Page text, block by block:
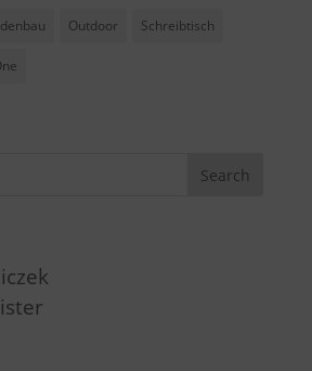
Outdoor Schreibtisch